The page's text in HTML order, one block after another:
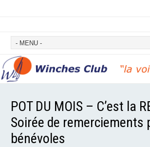
POT DU MOIS – C’est la
Soirée de remerciements
bénévoles